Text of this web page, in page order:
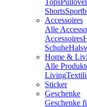
Tops
Shorts
Accessoires
Alle
Accessoires
Schuhe
Home &
Alle
Living
Sticker
Geschenke
Geschenke